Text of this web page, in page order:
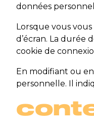
données
Lorsque vous
d’écran. La durée
cookie de
En modifiant ou
personnelle. Il